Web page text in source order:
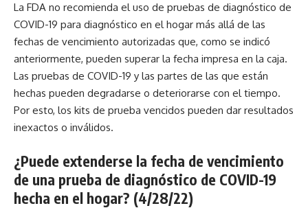
La FDA no recomienda el uso de pruebas de diagnóstico de
COVID-19 para diagnóstico en el hogar más allá de las
fechas de vencimiento autorizadas que, como se indicó
anteriormente, pueden superar la fecha impresa en la caja.
Las pruebas de COVID-19 y las partes de las que están
hechas pueden degradarse o deteriorarse con el tiempo.
Por esto, los kits de prueba vencidos pueden dar resultados
inexactos o inválidos.
¿Puede extenderse la fecha de vencimiento
de una prueba de diagnóstico de COVID-19
hecha en el hogar? (4/28/22)